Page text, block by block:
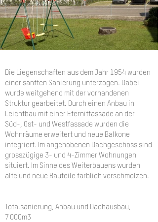
Die Liegenschaften aus dem Jahr 1954 wurden
einer sanften Sanierung unterzogen. Dabei
wurde weitgehend mit der vorhandenen
Struktur gearbeitet. Durch einen Anbau in
Leichtbau mit einer Eternitfassade an der
Süd-, Ost- und Westfassade wurden die
Wohnräume erweitert und neue Balkone
integriert. Im angehobenen Dachgeschoss sind
grosszügige 3- und 4-Zimmer Wohnungen
situiert. Im Sinne des Weiterbauens wurden
alte und neue Bauteile farblich verschmolzen.
Totalsanierung, Anbau und Dachausbau,
7 000m3